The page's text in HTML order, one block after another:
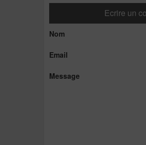
Ecrire un
Nom
Email
Message